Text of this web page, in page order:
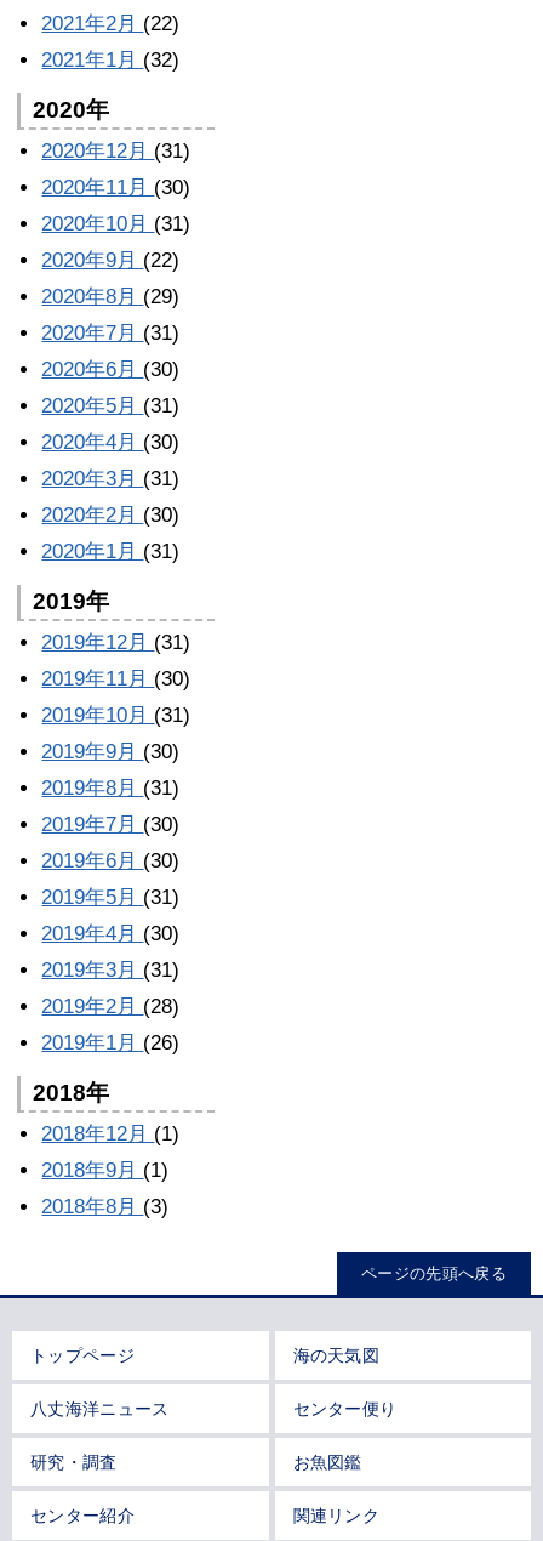
2021年2月 (22)
2021年1月 (32)
2020年
2020年12月 (31)
2020年11月 (30)
2020年10月 (31)
2020年9月 (22)
2020年8月 (29)
2020年7月 (31)
2020年6月 (30)
2020年5月 (31)
2020年4月 (30)
2020年3月 (31)
2020年2月 (30)
2020年1月 (31)
2019年
2019年12月 (31)
2019年11月 (30)
2019年10月 (31)
2019年9月 (30)
2019年8月 (31)
2019年7月 (30)
2019年6月 (30)
2019年5月 (31)
2019年4月 (30)
2019年3月 (31)
2019年2月 (28)
2019年1月 (26)
2018年
2018年12月 (1)
2018年9月 (1)
2018年8月 (3)
ページの先頭へ戻る
トップページ 海の天気図
八丈海洋ニュース センター便り
研究・調査 お魚図鑑
センター紹介 関連リンク